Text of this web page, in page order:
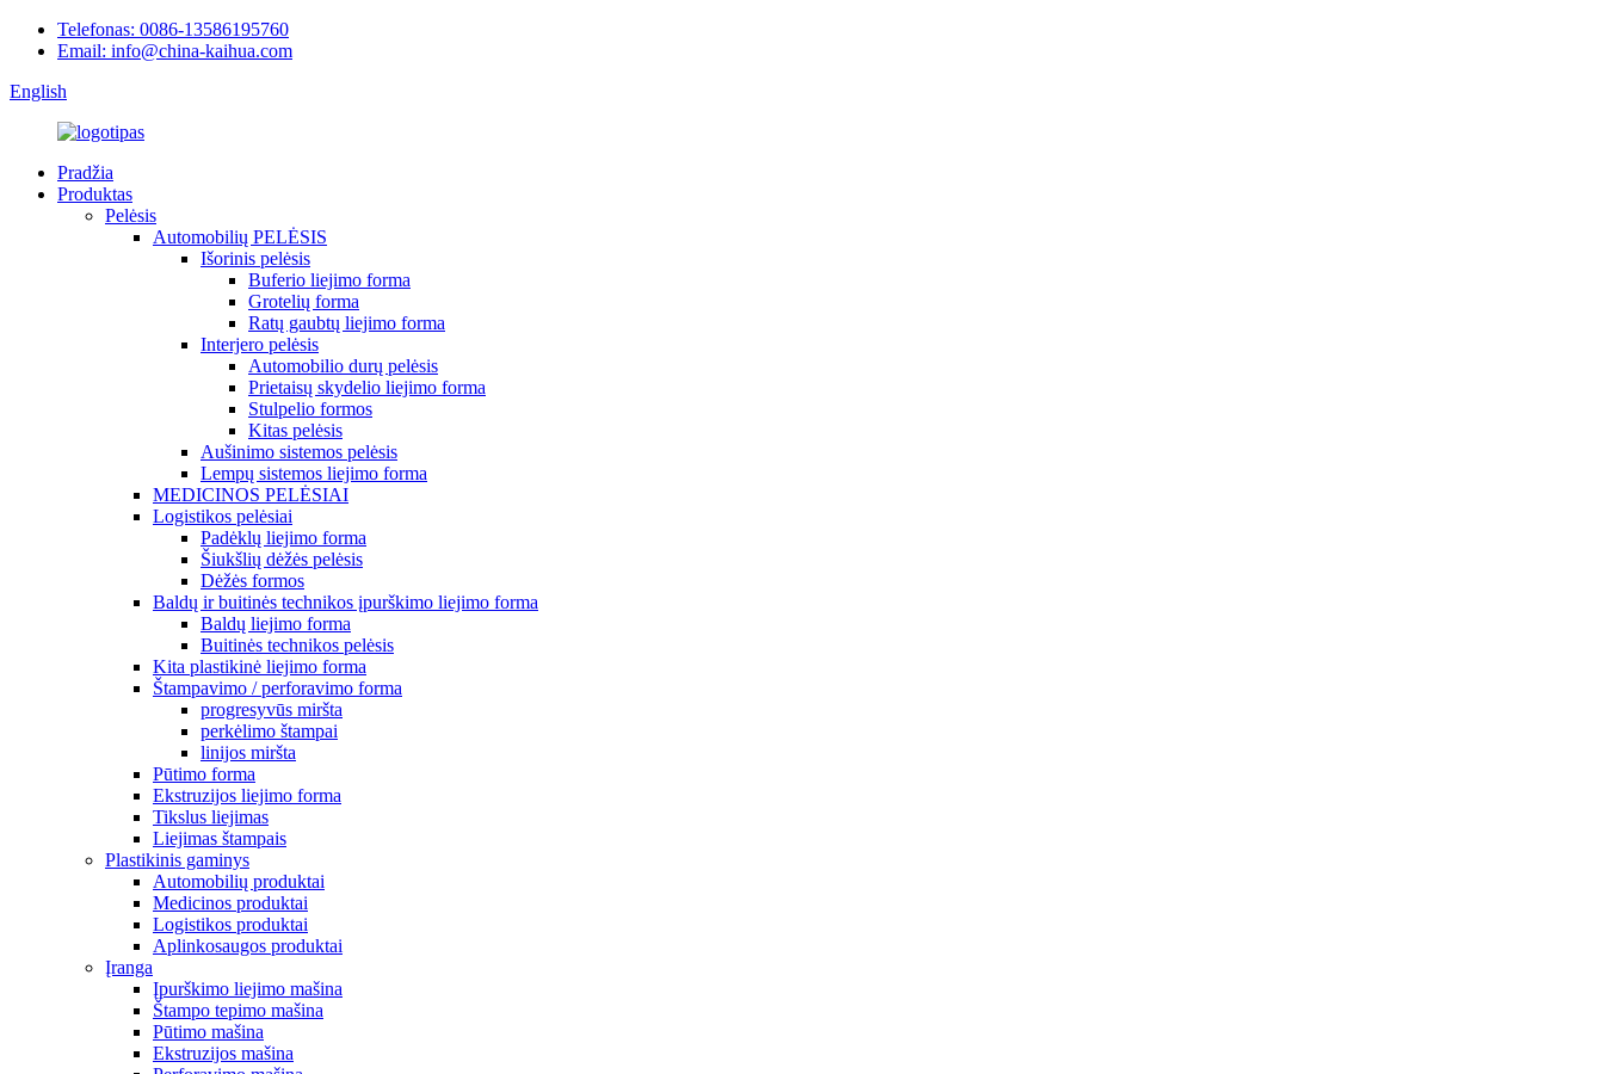
Telefonas: 0086-13586195760
Email: info@china-kaihua.com
English
Pradžia
Produktas
Pelėsis
Automobilių PELĖSIS
Išorinis pelėsis
Buferio liejimo forma
Grotelių forma
Ratų gaubtų liejimo forma
Interjero pelėsis
Automobilio durų pelėsis
Prietaisų skydelio liejimo forma
Stulpelio formos
Kitas pelėsis
Aušinimo sistemos pelėsis
Lempų sistemos liejimo forma
MEDICINOS PELĖSIAI
Logistikos pelėsiai
Padėklų liejimo forma
Šiukšlių dėžės pelėsis
Dėžės formos
Baldų ir buitinės technikos įpurškimo liejimo forma
Baldų liejimo forma
Buitinės technikos pelėsis
Kita plastikinė liejimo forma
Štampavimo / perforavimo forma
progresyvūs miršta
perkėlimo štampai
linijos miršta
Pūtimo forma
Ekstruzijos liejimo forma
Tikslus liejimas
Liejimas štampais
Plastikinis gaminys
Automobilių produktai
Medicinos produktai
Logistikos produktai
Aplinkosaugos produktai
Įranga
Įpurškimo liejimo mašina
Štampo tepimo mašina
Pūtimo mašina
Ekstruzijos mašina